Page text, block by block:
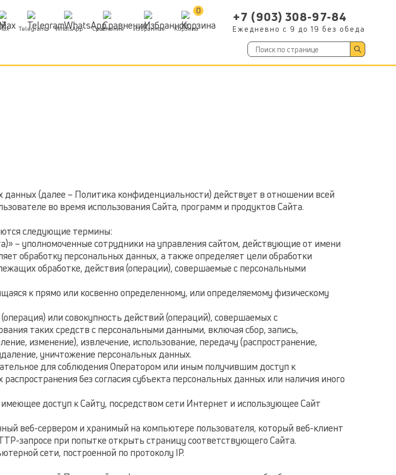
Telegram WhatsApp Сравнение Избранное Корзина
0 +7 (903) 308-97-84
Ежедневно с 9 до 19 без обеда
(далее – Политика конфиденциальности) действует в отношении всей
во время использования Cайта, программ и продуктов Сайта.
следующие термины:
– уполномоченные сотрудники на управления сайтом, действующие от имени
обработку персональных данных, а также определяет цели обработки
обработке, действия (операции), совершаемые с персональными
к прямо или косвенно определенному, или определяемому физическому
или совокупность действий (операций), совершаемых с
таких средств с персональными данными, включая сбор, запись,
изменение), извлечение, использование, передачу (распространение,
уничтожение персональных данных.
для соблюдения Оператором или иным получившим доступ к
без согласия субъекта персональных данных или наличия иного
доступ к Сайту, посредством сети Интернет и использующее Сайт
веб-сервером и хранимый на компьютере пользователя, который веб-клиент
запросе при попытке открыть страницу соответствующего Сайта.
сети, построенной по протоколу IP.